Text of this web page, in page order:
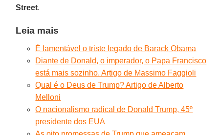
Street.
Leia mais
É lamentável o triste legado de Barack Obama
Diante de Donald, o imperador, o Papa Francisco
está mais sozinho. Artigo de Massimo Faggioli
Qual é o Deus de Trump? Artigo de Alberto
Melloni
O nacionalismo radical de Donald Trump, 45º
presidente dos EUA